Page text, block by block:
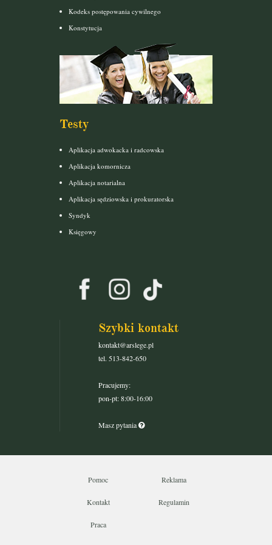
Kodeks postępowania cywilnego
Konstytucja
Testy
Aplikacja adwokacka i radcowska
Aplikacja komornicza
Aplikacja notarialna
Aplikacja sędziowska i prokuratorska
Syndyk
Księgowy
Szybki kontakt
kontakt@arslege.pl
tel. 513-842-650
Pracujemy:
pon-pt: 8:00-16:00
Masz pytania
Pomoc Reklama
Kontakt Regulamin
Praca